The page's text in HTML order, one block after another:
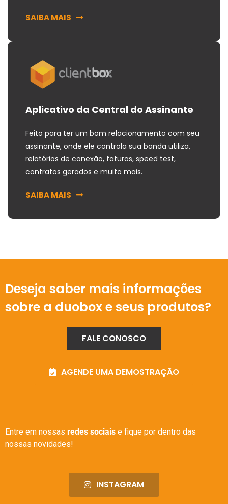
SAIBA MAIS
Aplicativo da Central do Assinante
Feito para ter um bom relacionamento com seu
assinante, onde ele controla sua banda utiliza,
relatórios de conexão, faturas, speed test,
contratos gerados e muito mais.
SAIBA MAIS
Deseja saber mais informações
sobre a duobox e seus produtos?
FALE CONOSCO
AGENDE UMA DEMOSTRAÇÃO
Entre em nossas redes sociais e fique por dentro das
nossas novidades!
INSTAGRAM